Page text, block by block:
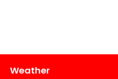
Weather